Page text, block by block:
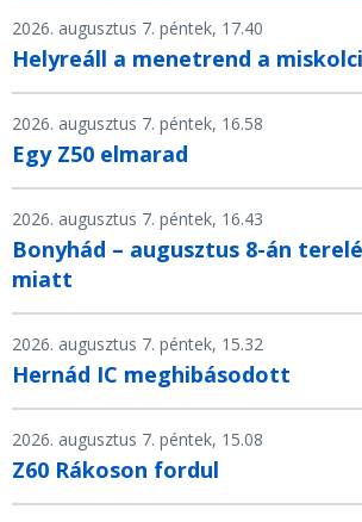
2026. augusztus 7. péntek, 17.40
Helyreáll a menetrend a
2026. augusztus 7. péntek, 16.58
Egy Z50 elmarad
2026. augusztus 7. péntek, 16.43
Bonyhád – augusztus 8-án
miatt
2026. augusztus 7. péntek, 15.32
Hernád IC meghibásodott
2026. augusztus 7. péntek, 15.08
Z60 Rákoson fordul